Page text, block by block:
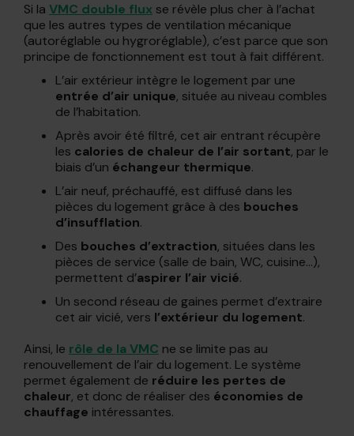
Si la VMC double flux se révèle plus cher à l’achat
que les autres types de ventilation mécanique
(autoréglable ou hygroréglable), c’est parce que son
principe de fonctionnement est tout à fait différent.
L’air extérieur intègre le logement par une
entrée d’air unique, située au niveau combles
de l’habitation.
Après avoir été filtré, cet air entrant récupère
les calories de chaleur de l’air sortant, par le
biais d’un échangeur thermique.
L’air neuf, préchauffé, est diffusé dans les
pièces du logement grâce à des bouches
d’insufflation.
Des bouches d’extraction, situées dans les
pièces de service (salle de bain, WC, cuisine…),
permettent d’aspirer l’air vicié.
Un second réseau de gaines permet d’extraire
cet air vicié, vers l’extérieur du logement.
Ainsi, le rôle de la VMC ne se limite pas au
renouvellement de l’air du logement. Le système
permet également de réduire les pertes de
chaleur, et donc de réaliser des économies de
chauffage intéressantes.